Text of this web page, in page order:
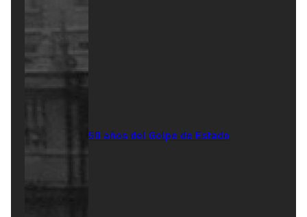
50 años del Golpe de Estado